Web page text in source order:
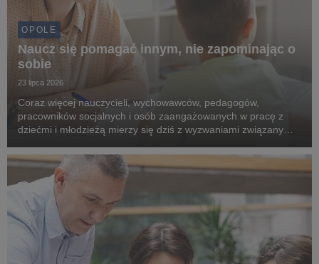
OPOLE
Naucz się pomagać innym, nie zapominając o
sobie
23 lipca 2026
Coraz więcej nauczycieli, wychowawców, pedagogów,
pracowników socjalnych i osób zaangażowanych w pracę z
dziećmi i młodzieżą mierzy się dziś z wyzwaniami związanymi
Rosnąca liczba kryzysów emocjonalnych sprawia, że sp...